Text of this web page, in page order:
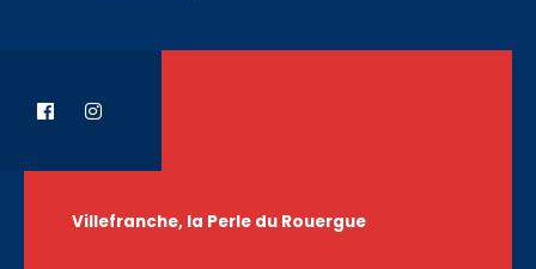
Villefranche, la Perle du Rouergue